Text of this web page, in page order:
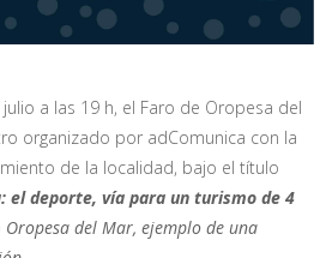
a las 19 h, el Faro de Oropesa del
organizado por adComunica con la
de la localidad, bajo el título
el deporte, vía para un turismo de 4
Oropesa del Mar, ejemplo de una